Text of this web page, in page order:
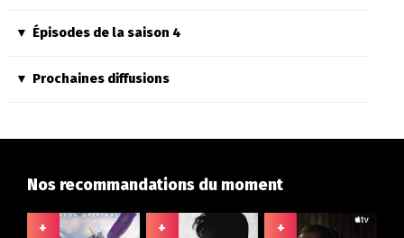
Épisodes de la saison 4
Prochaines diffusions
Nos recommandations du moment
+ + +